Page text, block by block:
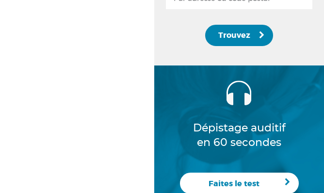
Trouvez
Dépistage auditif
en 60 secondes
Faites le test